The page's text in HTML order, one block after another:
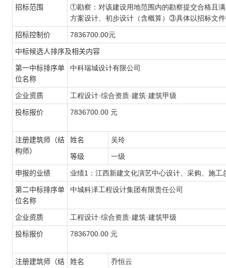
招标范围
①勘察：对该建设用地范围内的勘察提交合格且
方案设计、初步设计（含概算）③具体以招标文
招标控制价 7836700.00元
中标候选人排序及相关内容
第一中标排序单
位名称
中科瑞城设计有限公司
企业资质 工程设计·综合资质·建筑·建筑甲级
投标报价 7836700.00 元
注册建筑师（结
构师）
姓名 吴玲
等级 一级
申报的业绩 业绩1：江西新建文化演艺中心设计、采购、施
第二中标排序单
位名称
中城科泽工程设计集团有限责任公司
企业资质 工程设计·综合资质·建筑·建筑甲级
投标报价 7836700.00 元
注册建筑师（结
姓名 乔恒云